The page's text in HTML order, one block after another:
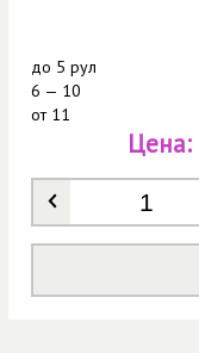
до 5 рул
6 — 10
от11
Количество
Цена: